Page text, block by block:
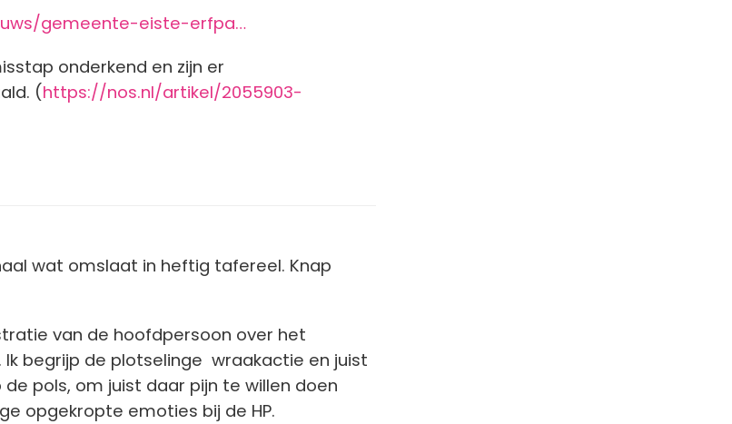
gemeente-eiste-erfpa…
onderkend en zijn er
(https://nos.nl/artikel/2055903-
wat omslaat in heftig tafereel. Knap
van de hoofdpersoon over het
begrijp de plotselinge wraakactie en juist
pols, om juist daar pijn te willen doen
opgekropte emoties bij de HP.